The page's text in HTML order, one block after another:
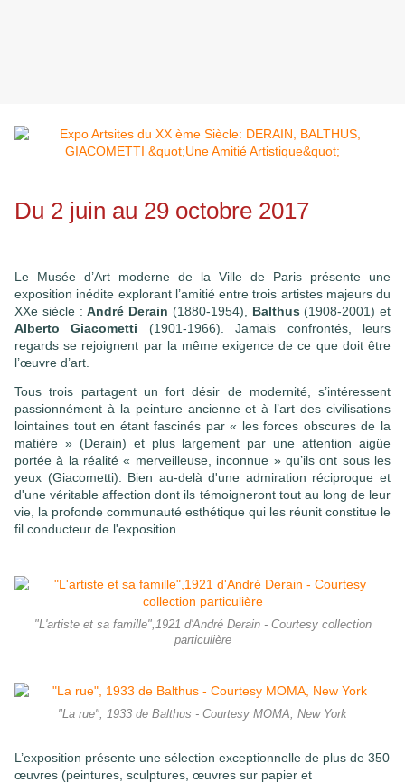
Du 2 juin au 29 octobre 2017
Le Musée d’Art moderne de la Ville de Paris présente une
exposition inédite explorant l’amitié entre trois artistes majeurs du
XXe siècle :André Derain (1880-1954), Balthus (1908-2001) et
Alberto Giacometti (1901-1966). Jamais confrontés, leurs
regards se rejoignent par la même exigence de ce que doit être
l’œuvre d’art.
Tous trois partagent un fort désir de modernité, s’intéressent
passionnément à la peinture ancienne et à l’art des civilisations
lointaines tout en étant fascinés par « les forces obscures de la
matière » (Derain) et plus largement par une attention aigüe
portée à la réalité « merveilleuse, inconnue » qu’ils ont sous les
yeux (Giacometti). Bien au-delà d'une admiration réciproque et
d'une véritable affection dont ils témoigneront tout au long de leur
vie, la profonde communauté esthétique qui les réunit constitue le
fil conducteur de l'exposition.
"L'artiste et sa famille",1921 d'André Derain - Courtesy collection
particulière
"La rue", 1933 de Balthus - Courtesy MOMA, New York
L’exposition présente une sélection exceptionnelle de plus de 350
œuvres (peintures, sculptures, œuvres sur papier et